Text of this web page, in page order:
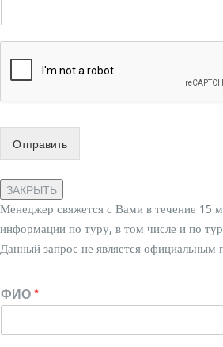
Отправить
ЗАКРЫТЬ
Менеджер свяжется с Вами в течение 15
информации по туру, в том числе и по
Данный запрос не является официальным
ФИО*